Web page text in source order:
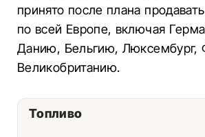
принято после плана
по всей Европе, включая
Данию, Бельгию, Люксембург,
Великобританию.
Топливо